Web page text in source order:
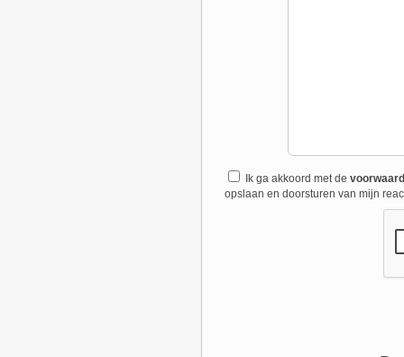
Ik ga akkoord met de
opslaan en doorsturen van mijn